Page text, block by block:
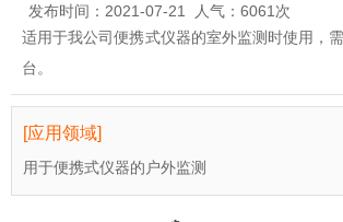
发布时间：2021-07-21 人气：6061次
适用于我公司便携式仪器的室外监测时使用，
台。
[应用领域]
用于便携式仪器的户外监测